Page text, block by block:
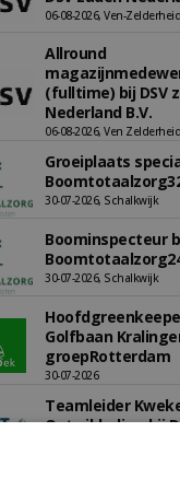
06-08-2026, Ven-
Allround
(fulltime) bij DSV
Nederland B.V.
06-08-2026, Ven
Groeiplaats
30-07-2026, Schalkwijk
Boominspecteur
30-07-2026, Schalkwijk
Golfbaan
groepRotterdam
30-07-2026
Teamleider
Ontwikkeling bij